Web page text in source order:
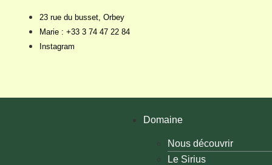
23 rue du busset, Orbey
Marie : +33 3 74 47 22 84
Instagram
Domaine
Nous découvrir
Le Sirius